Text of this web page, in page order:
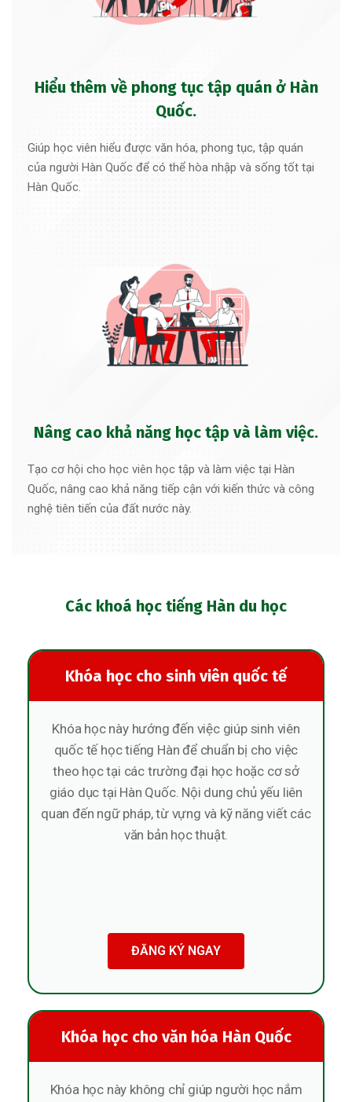
Hiểu thêm về phong tục tập quán ở Hàn
Quốc.
Giúp học viên hiểu được văn hóa, phong tục, tập quán
của người Hàn Quốc để có thể hòa nhập và sống tốt tại
Hàn Quốc.
Nâng cao khả năng học tập và làm việc.
Tạo cơ hội cho học viên học tập và làm việc tại Hàn
Quốc, nâng cao khả năng tiếp cận với kiến thức và công
nghệ tiên tiến của đất nước này.
Các khoá học tiếng Hàn du học
Khóa học cho sinh viên quốc tế
Khóa học này hướng đến việc giúp sinh viên
quốc tế học tiếng Hàn để chuẩn bị cho việc
theo học tại các trường đại học hoặc cơ sở
giáo dục tại Hàn Quốc. Nội dung chủ yếu liên
quan đến ngữ pháp, từ vựng và kỹ năng viết các
văn bản học thuật.
ĐĂNG KÝ NGAY
Khóa học cho văn hóa Hàn Quốc
Khóa học này không chỉ giúp người học nắm